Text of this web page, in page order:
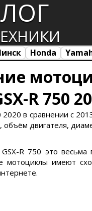
Honda
R 750
2020 в сравнении с
объём двигателя,
GSX-R 750 это
мотоциклы имеют